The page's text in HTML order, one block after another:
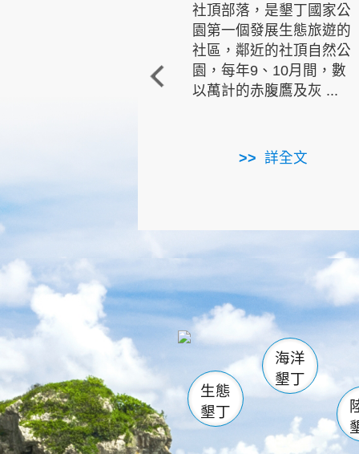
社頂部落，是墾丁國家公
園第一個發展生態旅遊的
社區，鄰近的社頂自然公
園，每年9、10月間，數
以萬計的赤腹鷹及灰 ...
詳全文
龜山 海生館
恆春
龍鑾潭自
瓊麻館
關山
白砂
生態
墾丁
海洋
墾丁